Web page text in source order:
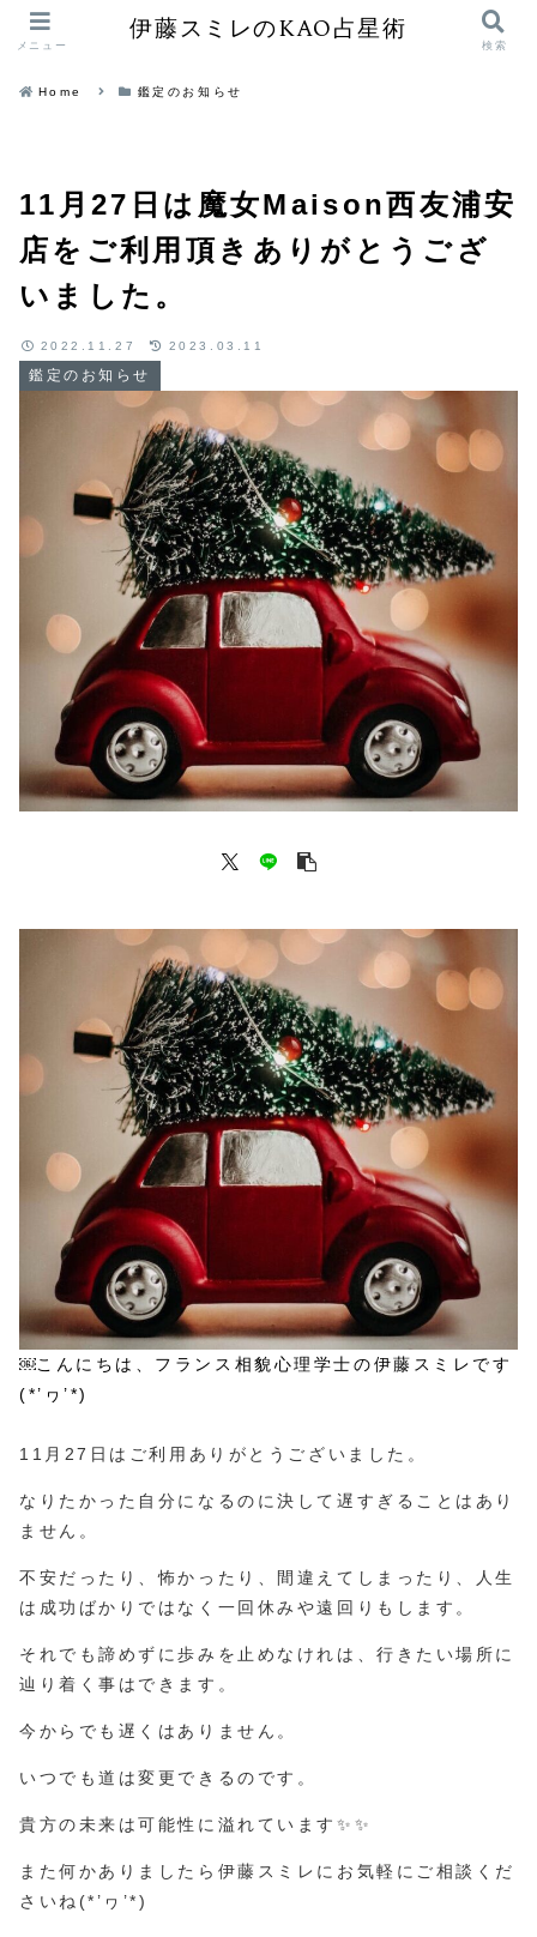
Home 鑑定のお知らせ
11月27日は魔女Maison西友浦安
店をご利用頂きありがとうござ
いました。
鑑定のお知らせ
2022.11.27 2023.03.11
￼こんにちは、フランス相貌心理学士の伊藤スミレです
(*’ヮ’*)
11月27日はご利用ありがとうございました。
なりたかった自分になるのに決して遅すぎることはあり
ません。
不安だったり、怖かったり、間違えてしまったり、人生
は成功ばかりではなく一回休みや遠回りもします。
それでも諦めずに歩みを止めなけれは、行きたい場所に
辿り着く事はできます。
今からでも遅くはありません。
いつでも道は変更できるのです。
貴方の未来は可能性に溢れています✨✨
また何かありましたら伊藤スミレにお気軽にご相談くだ
さいね(*’ヮ’*)
メニュー 伊藤スミレのKAO占星術 検索